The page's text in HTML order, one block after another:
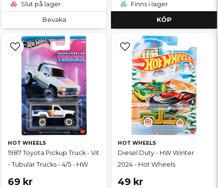
Slut på lager
Bevaka
Finns i lager
KÖP
HOT WHEELS
1987 Toyota Pickup Truck - Vit
- Tubular Trucks - 4/5 - HW
69 kr
HOT WHEELS
Diesel Duty - HW Winter
2024 - Hot Wheels
49 kr